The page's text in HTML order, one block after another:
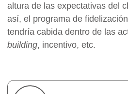
altura de las expectativas del
así, el programa de
tendría cabida dentro de las
building, incentivo, etc.